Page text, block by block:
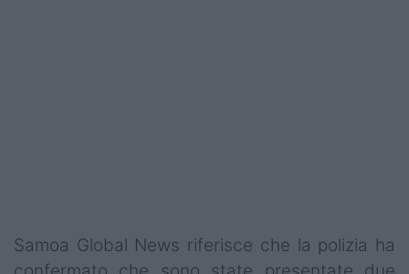
Samoa Global News riferisce che la polizia ha